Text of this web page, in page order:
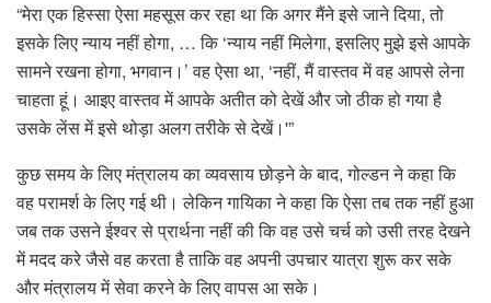
“मेरा एक हिस्सा ऐसा महसूस कर रहा था कि अगर मैंने इसे जाने दिया, तो
इसके लिए न्याय नहीं होगा, … कि ‘न्याय नहीं मिलेगा, इसलिए मुझे इसे आपके
सामने रखना होगा, भगवान।’ वह ऐसा था, ‘नहीं, मैं वास्तव में वह आपसे लेना
चाहता हूं। आइए वास्तव में आपके अतीत को देखें और जो ठीक हो गया है
उसके लेंस में इसे थोड़ा अलग तरीके से देखें।'”
कुछ समय के लिए मंत्रालय का व्यवसाय छोड़ने के बाद, गोल्डन ने कहा कि
वह परामर्श के लिए गई थी। लेकिन गायिका ने कहा कि ऐसा तब तक नहीं हुआ
जब तक उसने ईश्वर से प्रार्थना नहीं की कि वह उसे चर्च को उसी तरह देखने
में मदद करे जैसे वह करता है ताकि वह अपनी उपचार यात्रा शुरू कर सके
और मंत्रालय में सेवा करने के लिए वापस आ सके।